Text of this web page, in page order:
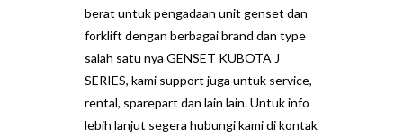
berat untuk pengadaan unit genset dan
forklift dengan berbagai brand dan type
salah satu nya GENSET KUBOTA J
SERIES, kami support juga untuk service,
rental, sparepart dan lain lain. Untuk info
lebih lanjut segera hubungi kami di kontak